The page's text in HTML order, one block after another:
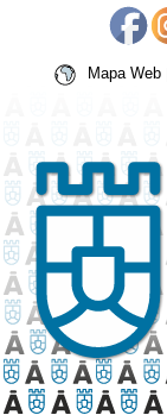
Mapa Web